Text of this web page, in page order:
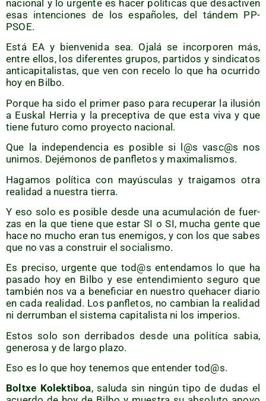
nacio­nal y lo urgen­te es hacer polí­ti­cas que des­ac­ti­ven
esas inten­cio­nes de los espa­ño­les, del tán­dem PP-
PSOE.
Está EA y bien­ve­ni­da sea. Oja­lá se incor­po­ren más,
entre ellos, los dife­ren­tes gru­pos, par­ti­dos y sin­di­ca­tos
anti­ca­pi­ta­lis­tas, que ven con rece­lo lo que ha ocu­rri­do
hoy en Bilbo.
Por­que ha sido el pri­mer paso para recu­pe­rar la ilu­sión
a Eus­kal Herria y la pre­cep­ti­va de que esta viva y que
tie­ne futu­ro como pro­yec­to nacional.
Que la inde­pen­den­cia es posi­ble si l@s vasc@s nos
uni­mos. Dejé­mo­nos de pan­fle­tos y maximalismos.
Haga­mos polí­ti­ca con mayús­cu­las y trai­ga­mos otra
reali­dad a nues­tra tierra.
Y eso solo es posi­ble des­de una acu­mu­la­ción de fuer­
zas en la que tie­ne que estar SI o SI, mucha gen­te que
hace no mucho eran tus enemi­gos, y con los que sabes
que no vas a cons­truir el socialismo.
Es pre­ci­so, urgen­te que tod@s enten­da­mos lo que ha
pasa­do hoy en Bil­bo y ese enten­di­mien­to segu­ro que
tam­bién nos va a bene­fi­ciar en nues­tro queha­cer dia­rio
en cada reali­dad. Los pan­fle­tos, no cam­bian la reali­dad
ni derrum­ban el sis­te­ma capi­ta­lis­ta ni los imperios.
Estos solo son derri­ba­dos des­de una poli­tí­ca sabia,
gene­ro­sa y de lar­go plazo.
Eso es lo que hoy tene­mos que enten­der tod@s.
Boltxe Kolek­ti­boa, salu­da sin nin­gún tipo de dudas el